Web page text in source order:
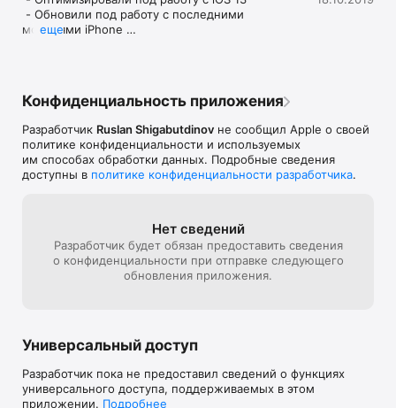
и презентациях
    •  Вносите список продуктов и рецепты ваших любимых
записями, созданными на смартфоне
    •  Сохраняйте названия и адреса магазинов, в которых
планируете покупки
    •  Устанавливайте напоминания на важные встречи и дни
рождения
авиабилетов, бронирование отелей и гостиниц
    •  Фотографируйте и отмечайте на карте
достопримечательности во время отпуска
    •  Учитывайте расписание английского в месячном
календаре
    •  Записывайте в блокноте свои спортивные результаты,
упражнения и диеты
- Обновили под работу с последними
моделями iPhone
еще
Конфиденциальность приложения
Разработчик Ruslan Shigabutdinov не сообщил Apple о своей
политике конфиденциальности и используемых
им способах обработки данных. Подробные сведения
доступны в политике конфиденциальности разработчика.
Нет сведений
Разработчик будет обязан предоставить сведения
о конфиденциальности при отправке следующего
обновления приложения.
Универсальный доступ
Разработчик пока не предоставил сведений о функциях
универсального доступа, поддерживаемых в этом
приложении. Подробнее